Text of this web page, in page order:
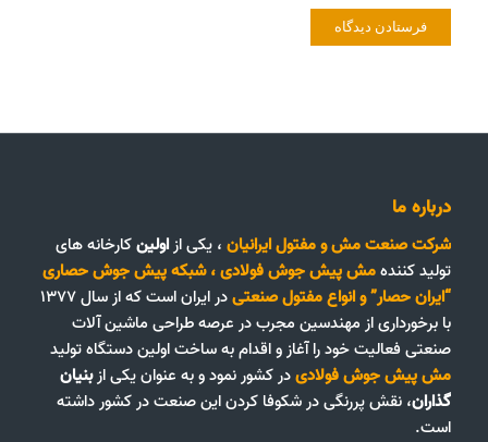
درباره ما
شرکت صنعت مش و مفتول ایرانیان، یکی از اولینکارخانه های
تولید کنندهمش پیش جوش فولادی،شبکه پیش جوش حصاری
“ایران حصار”وانواع مفتول صنعتی
در ایران است که از سال ۱۳۷۷
با برخورداری از مهندسین مجرب در عرصه طراحی ماشین آلات
صنعتی فعالیت خود را آغاز و اقدام به ساخت اولین دستگاه تولید
مش پیش جوش فولادیدر کشور نمود و به عنوان یکی ازبنیان
گذاران، نقش پررنگی در شکوفا کردن این صنعت در کشور داشته
است.